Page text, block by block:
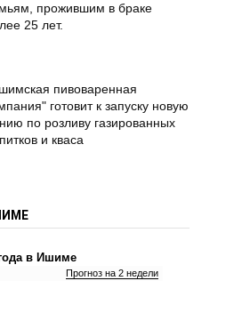
прожившим в браке
25 лет.
пивоваренная
готовит к запуску новую
по розливу газированных
и кваса
в Ишиме
Прогноз на 2 недели